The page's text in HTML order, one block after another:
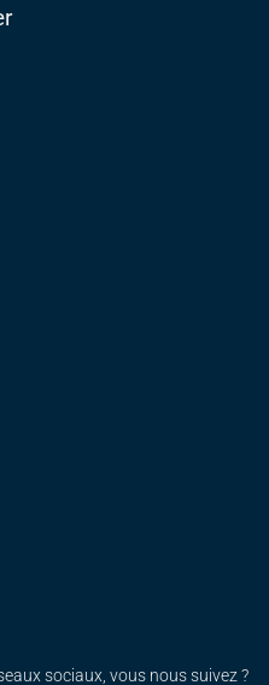
sociaux, vous nous suivez ?